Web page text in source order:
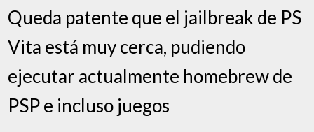
Queda patente que el jailbreak de PS
Vita está muy cerca, pudiendo
ejecutar actualmente homebrew de
PSP e incluso juegos